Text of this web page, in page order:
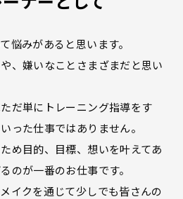
悩みがあると思います。
、嫌いなことさまざまだと思い
だ単にトレーニング指導をす
った仕事ではありません。
め目的、目標、想いを叶えてあ
のが一番のお仕事です。
イクを通じて少しでも皆さんの